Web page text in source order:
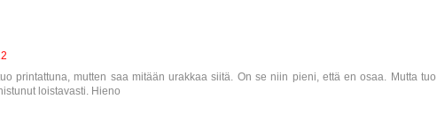
printattuna, mutten saa mitään urakkaa siitä. On se niin pieni, että en osaa. Mutta tuo
loistavasti. Hieno